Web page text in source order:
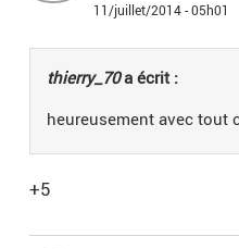
11/juillet/2014 - 05h01
thierry_70a écrit :
heureusement avec tout
+5